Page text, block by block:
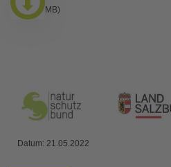
MB)
Datum: 21.05.2022